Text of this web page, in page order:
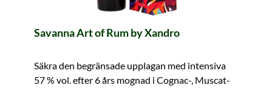
Savanna Art of Rum by Xandro
Säkra den begränsade upplagan med intensiva
57 % vol. efter 6 års mognad i Cognac-, Muscat-